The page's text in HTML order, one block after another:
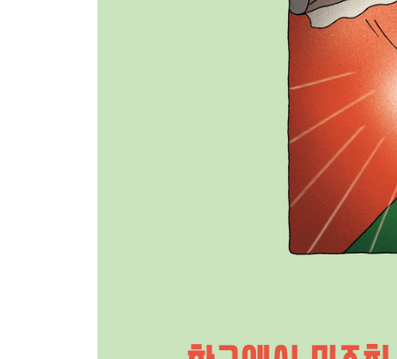
56. 갑자기 밖이 소란스러워졌을 때
58. 손을 씻으려는데 물이 안 나올 때
59. 장난치다가 바닥에 넘어졌을 때